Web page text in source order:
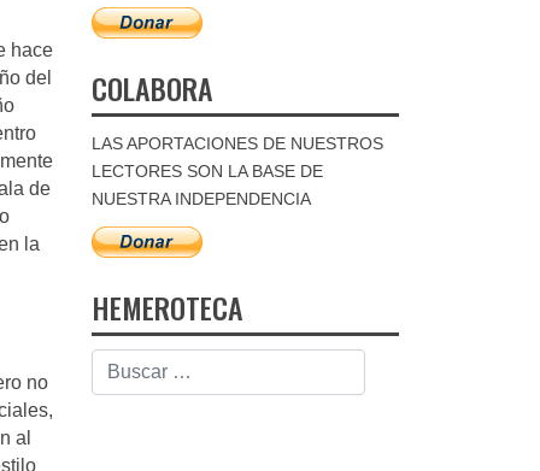
hace
del
de
la
no
al
COLABORA
LAS APORTACIONES DE NUESTROS
LECTORES SON LA BASE DE
NUESTRA INDEPENDENCIA
HEMEROTECA